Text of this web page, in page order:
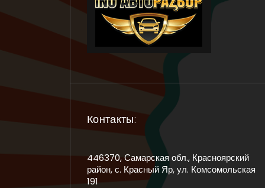
Контакты:
446370, Самарская обл., Красноярский
район, с. Красный Яр, ул. Комсомольская
191